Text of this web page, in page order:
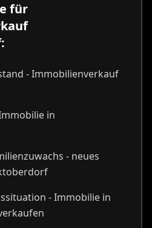
für
- Immobilienverkauf
in
- neues
- Immobilie in